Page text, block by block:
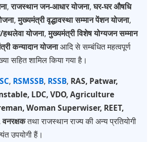
,राजस्थान जन-आधार योजना,घर-घर औषधि
,मुख्यमंत्री वृद्धावस्था सम्मान पेंशन योजना,
हथलेवा योजना,मुख्यमंत्री विशेष योग्यजन सम्मान
कन्यादान योजनाआदि से सम्बंधित महत्वपूर्ण
सहित शामिल किया गया है।
, RSMSSB, RSSB, RAS, Patwar,
LDC, VDO, Agriculture
Woman Superwiser, REET,
तथा राजस्थान राज्य की अन्य प्रतियोगी
उपयोगी हैं।